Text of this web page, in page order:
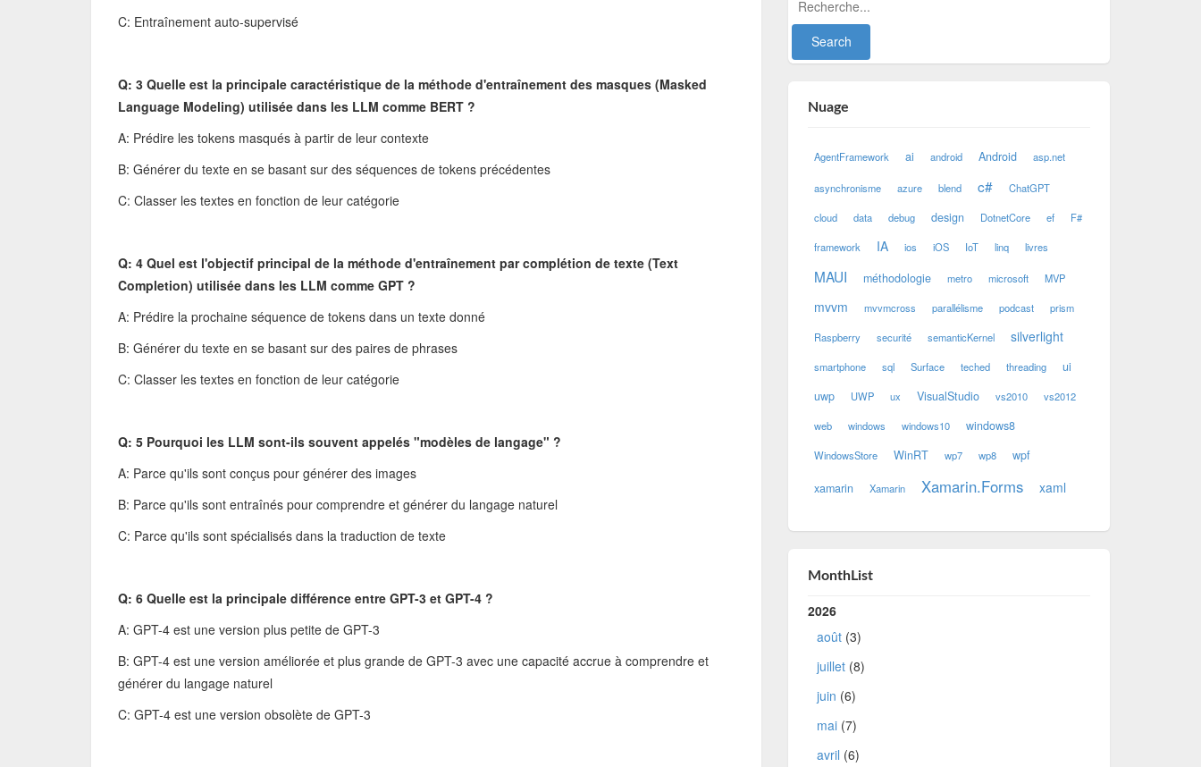
C: Entraînement auto-supervisé
Q: 3 Quelle est la principale caractéristique de la méthode d'entraînement des masques (Masked
Language Modeling) utilisée dans les LLM comme BERT ?
A: Prédire les tokens masqués à partir de leur contexte
B: Générer du texte en se basant sur des séquences de tokens précédentes
C: Classer les textes en fonction de leur catégorie
Q: 4 Quel est l'objectif principal de la méthode d'entraînement par complétion de texte (Text
Completion) utilisée dans les LLM comme GPT ?
A: Prédire la prochaine séquence de tokens dans un texte donné
B: Générer du texte en se basant sur des paires de phrases
C: Classer les textes en fonction de leur catégorie
Q: 5 Pourquoi les LLM sont-ils souvent appelés "modèles de langage" ?
A: Parce qu'ils sont conçus pour générer des images
B: Parce qu'ils sont entraînés pour comprendre et générer du langage naturel
C: Parce qu'ils sont spécialisés dans la traduction de texte
Q: 6 Quelle est la principale différence entre GPT-3 et GPT-4 ?
A: GPT-4 est une version plus petite de GPT-3
B: GPT-4 est une version améliorée et plus grande de GPT-3 avec une capacité accrue à comprendre et
générer du langage naturel
C: GPT-4 est une version obsolète de GPT-3
Nuage
AgentFramework ai android Android asp.net
asynchronisme azure blend c# ChatGPT
cloud data debug design DotnetCore ef F#
framework IA ios iOS IoT linq livres
MAUI méthodologie metro microsoft MVP
mvvm mvvmcross parallélisme podcast prism
Raspberry securité semanticKernel silverlight
smartphone sql Surface teched threading
ui
uwp
UWP ux VisualStudio vs2010 vs2012
web windows windows10 windows8
WindowsStore WinRT wp7 wp8 wpf
xamarin Xamarin Xamarin.Forms xaml
MonthList
2026
août(3)
juillet(8)
juin (6)
mai(7)
avril (6)